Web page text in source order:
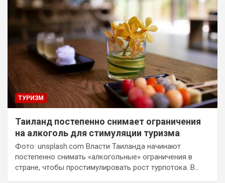
ТУРИЗМ
Таиланд постепенно снимает ограничения
на алкоголь для стимуляции туризма
Фото: unsplash.com Власти Таиланда начинают
постепенно снимать «алкогольные» ограничения в
стране, чтобы простимулировать рост турпотока. В…